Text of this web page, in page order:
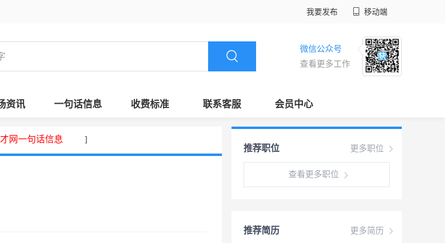
我要发布 移动端
微信公众号
查看更多工作
资讯 一句话信息 收费标准 联系客服 会员中心
网一句话信息 ]
更多职位
推荐职位
查看更多职位
更多简历
推荐简历